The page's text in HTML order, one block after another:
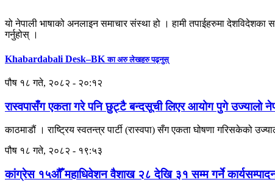
यो नेपाली भाषाको अनलाइन समाचार संस्था हो । हामी तपाईहरुमा
गर्नुहोस् ।
Khabardabali Desk–BKका अरु लेखहरु पढ्नुस्
पौष १८ गते, २०८२ - २०:१२
रास्वपासँग एकता गरे पनि छुट्टै बन्दसूची लिएर आयोग पुगे उज्यालो
काठमाडौं । राष्ट्रिय स्वतन्त्र पार्टी (रास्वपा) सँग एकता घोषणा गरिसकेको
पौष १८ गते, २०८२ - १९:५३
कांग्रेस १५औँ महाधिवेशन वैशाख २८ देखि ३१ सम्म गर्ने